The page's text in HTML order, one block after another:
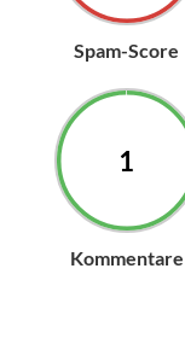
Spam-Score
1
Kommentare